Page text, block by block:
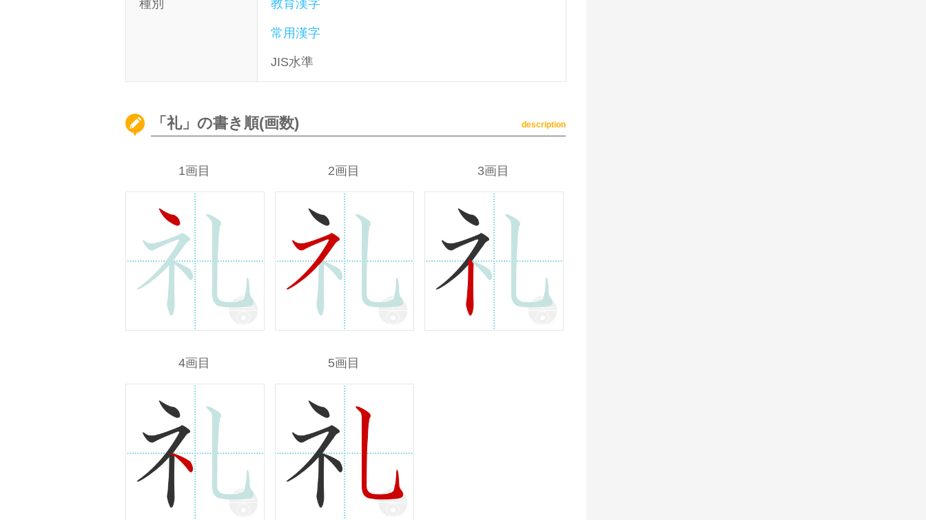
種別 教育漢字
常用漢字
JIS水準
「礼」の書き順(画数) description
1画目 2画目 3画目
4画目 5画目